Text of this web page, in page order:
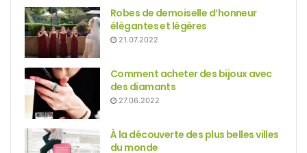
Robes de demoiselle d’honneur
élégantes et légères
21.07.2022
Comment acheter des bijoux avec
des diamants
27.06.2022
À la découverte des plus belles villes
du monde